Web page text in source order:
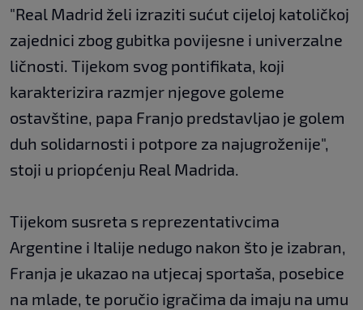
"Real Madrid želi izraziti sućut cijeloj katoličkoj
zajednici zbog gubitka povijesne i univerzalne
ličnosti. Tijekom svog pontifikata, koji
karakterizira razmjer njegove goleme
ostavštine, papa Franjo predstavljao je golem
duh solidarnosti i potpore za najugroženije",
stoji u priopćenju Real Madrida.
Tijekom susreta s reprezentativcima
Argentine i Italije nedugo nakon što je izabran,
Franja je ukazao na utjecaj sportaša, posebice
na mlade, te poručio igračima da imaju na umu